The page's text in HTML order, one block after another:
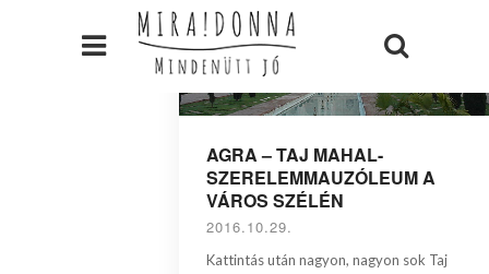
AGRA – TAJ MAHAL-
SZERELEMMAUZÓLEUM A
VÁROS SZÉLÉN
2016.10.29.
Kattintás után nagyon, nagyon sok Taj